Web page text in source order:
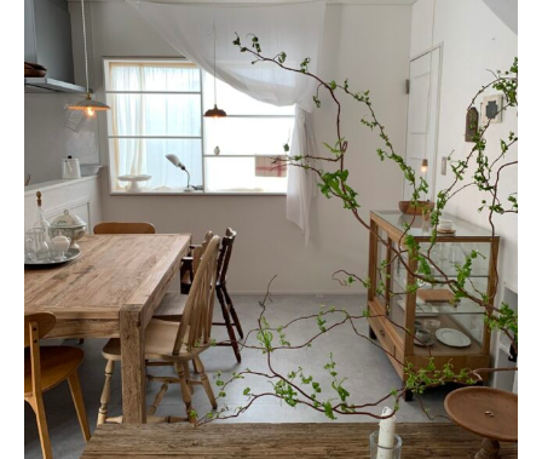
新着記事
人気の記事
おすすめの記事
インテリア
キッチン
収納/掃除
暮らし